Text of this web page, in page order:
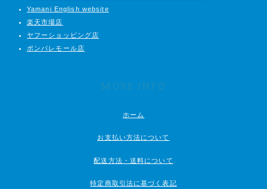
Yamani English website
楽天市場店
ヤフーショッピング店
ポンパレモール店
MORE INFO
ホーム
お支払い方法について
配送方法・送料について
特定商取引法に基づく表記